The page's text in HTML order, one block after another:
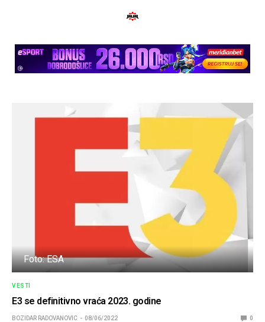
Foto: ESA
VESTI
E3 se definitivno vraća 2023. godine
BOZIDAR RADOVANOVIC 08/06/2022 0